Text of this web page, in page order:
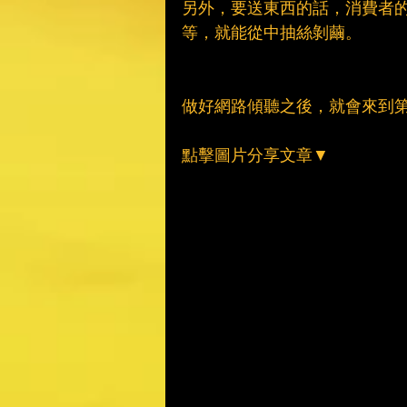
另外，要送東西的話，消費者
等，就能從中抽絲剝繭。
做好網路傾聽之後，就會來到
點擊圖片分享文章▼